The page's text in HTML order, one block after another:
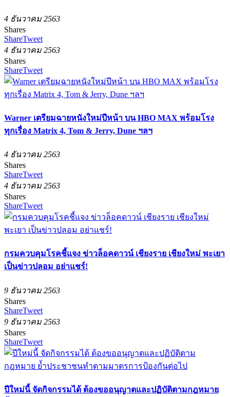
4 ธันวาคม 2563
Shares
ShareTweet
4 ธันวาคม 2563
Shares
ShareTweet
Warner เตรียมฉายหนังใหม่ปีหน้า บน HBO MAX พร้อมโรง
ทุกเรื่อง Matrix 4, Tom & Jerry, Dune ฯลฯ
4 ธันวาคม 2563
Shares
ShareTweet
4 ธันวาคม 2563
Shares
ShareTweet
กรมควบคุมโรคชี้แจง ข่าวล็อคดาวน์ เชียงราย เชียงใหม่ พะเยา
เป็นข่าวปลอม อย่าแชร์!
9 ธันวาคม 2563
Shares
ShareTweet
9 ธันวาคม 2563
Shares
ShareTweet
ปีใหม่นี้ จัดกิจกรรมได้ ต้องขออนุญาตและปฏิบัติตามกฎหมาย